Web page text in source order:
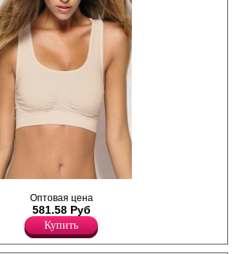
комфортными бретелями, с
поддержкой в области груди.
Полиамид 81%
Эластан 19%
Оптовая цена
581.58 Руб
Купить